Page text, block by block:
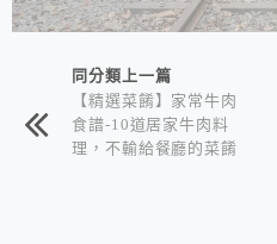
同分類上一篇
【精選菜餚】家常牛肉
食譜-10道居家牛肉料
理，不輸給餐廳的菜餚